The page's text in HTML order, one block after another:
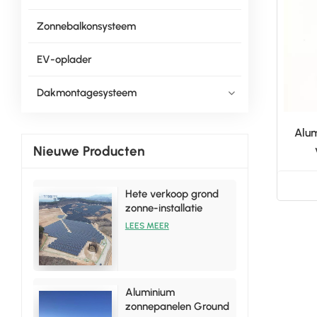
Zonnebalkonsysteem
EV-oplader
Dakmontagesysteem
Nieuwe Producten
Hete verkoop grond
zonne-installatie
rekbeugelsets
LEES MEER
Aluminium
zonnepanelen Ground